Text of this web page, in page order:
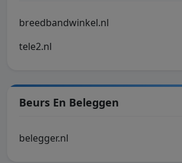
breedbandwinkel.nl
tele2.nl
Beurs En Beleggen
belegger.nl